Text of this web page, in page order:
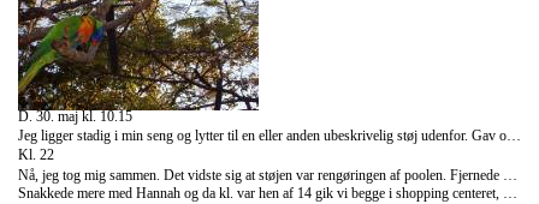
D. 30. maj kl. 10.15
Jeg ligger stadig i min seng og lytter til en eller anden ubeskrivelig støj udenfor. Gav op kvart i 10, men har ellers sovet længe og godt. Nu ligger jeg og tager mig sammen til at komme igang, har alligevel ting jeg skal og skal faktisk tisse helt vildt, gider bare ikke op og min seng er varm, æv.
Kl. 22
Snakkede mere med Hannah og da kl. var hen af 14 gik vi begge i shopping centeret, Hannah gik til KFC og købte en snack box til os hver imens jeg fik sent ca. 2,18 kg. hjem og fik frimærke til alle postkortene også, så nu er de sendt! Føj det var en dyr omgang.